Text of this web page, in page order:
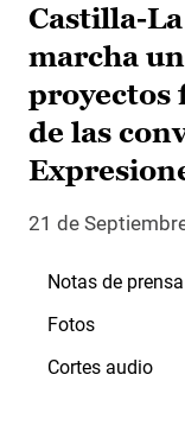
Castilla-
marcha
proyectos
de las
21 de
Notas de prensa
Fotos
Cortes audio